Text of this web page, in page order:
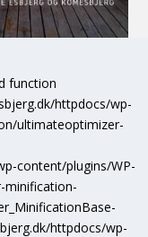
function
httpdocs/wp-
ultimateoptimizer-
content/plugins/WP-
minification-
httpdocs/wp-